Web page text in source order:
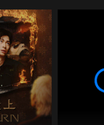
良機，莫再猶
主一起前進!